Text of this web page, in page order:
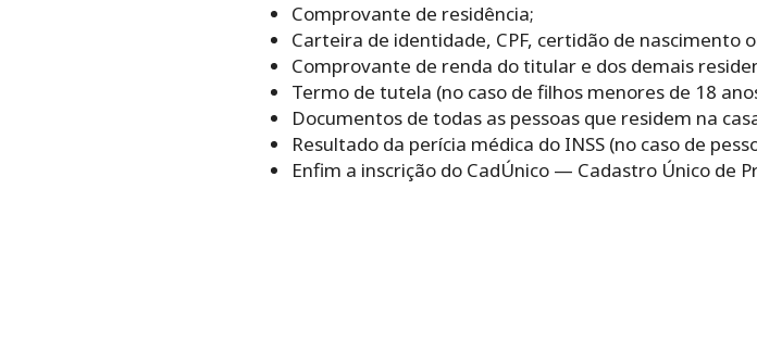
Comprovante de residência;
Carteira de identidade, CPF, certidão de nascimento
Comprovante de renda do titular e dos demais
Termo de tutela (no caso de filhos menores de 18
Documentos de todas as pessoas que residem na
Resultado da perícia médica do INSS (no caso de
Enfim a inscrição do CadÚnico — Cadastro Único de